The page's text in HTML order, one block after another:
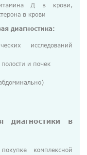
Д в крови,
в крови
диагностика:
исследований
и почек
диагностики в
комплексной